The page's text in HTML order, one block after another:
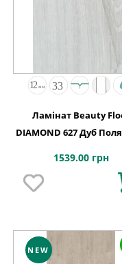
Ламінат Beauty
DIAMOND 627 Дуб
1539.00 грн
NEW